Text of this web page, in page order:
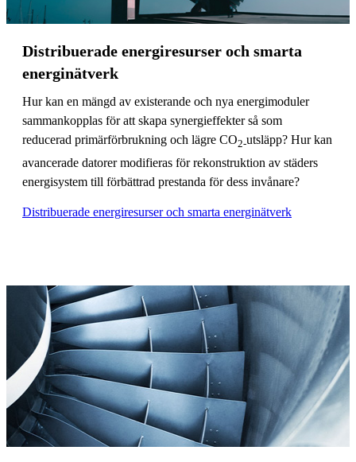
Distribuerade energiresurser och smarta
energinätverk
Hur kan en mängd av existerande och nya energimoduler
sammankopplas för att skapa synergieffekter så som
reducerad primärförbrukning och lägre CO2-utsläpp? Hur kan
avancerade datorer modifieras för rekonstruktion av städers
energisystem till förbättrad prestanda för dess invånare?
Distribuerade energiresurser och smarta energinätverk